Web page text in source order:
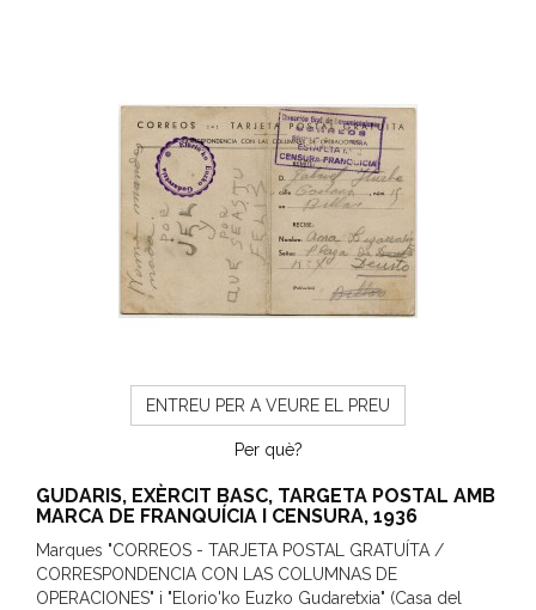
ENTREU PER A VEURE EL PREU
Per què?
GUDARIS, EXÈRCIT BASC, TARGETA POSTAL AMB
MARCA DE FRANQUÍCIA I CENSURA, 1936
Marques "CORREOS - TARJETA POSTAL GRATUÍTA /
CORRESPONDENCIA CON LAS COLUMNAS DE
OPERACIONES" i "Elorio'ko Euzko Gudaretxia" (Casa del